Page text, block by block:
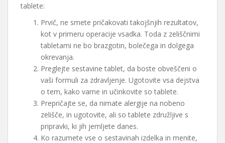
tablete:
Prvič, ne smete pričakovati takojšnjih rezultatov,
kot v primeru operacije vsadka. Toda z zeliščnimi
tabletami ne bo brazgotin, bolečega in dolgega
okrevanja.
Preglejte sestavine tablet, da boste obveščeni o
vaši formuli za zdravljenje. Ugotovite vsa dejstva
o tem, kako varne in učinkovite so tablete.
Prepričajte se, da nimate alergije na nobeno
zelišče, in ugotovite, ali so tablete združljive s
pripravki, ki jih jemljete danes.
Ko razumete vse o sestavinah izdelka in menite,